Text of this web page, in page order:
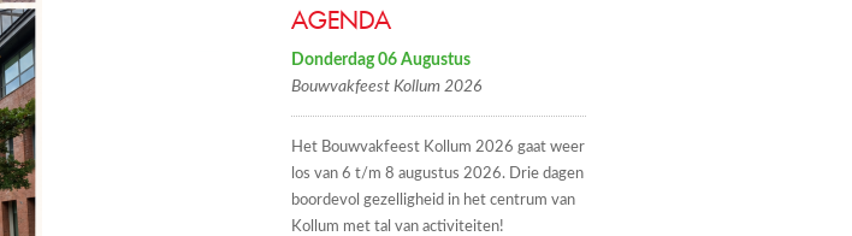
AGENDA
Donderdag 06 Augustus
Bouwvakfeest Kollum 2026
Het Bouwvakfeest Kollum 2026 gaat weer
los van 6 t/m 8 augustus 2026. Drie dagen
boordevol gezelligheid in het centrum van
Kollum met tal van activiteiten!